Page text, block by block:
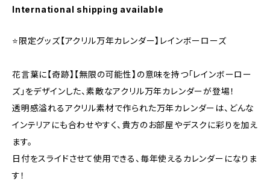
International shipping available
⭐️限定グッズ【アクリル万年カレンダー】レインボーローズ
花言葉に【奇跡】【無限の可能性】の意味を持つ「レインボーロー
ズ」をデザインした、素敵なアクリル万年カレンダーが登場！
透明感溢れるアクリル素材で作られた万年カレンダーは、どんな
インテリアにも合わせやすく、貴方のお部屋やデスクに彩りを加え
ます。
日付をスライドさせて使用できる、毎年使えるカレンダーになりま
す！